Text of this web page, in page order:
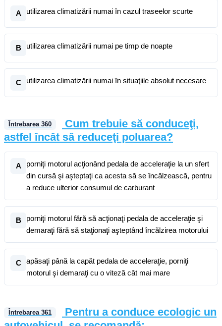
A utilizarea climatizării numai în cazul traseelor scurte
B utilizarea climatizării numai pe timp de noapte
C utilizarea climatizării numai în situaţiile absolut necesare
Întrebarea 360
Cum trebuie să conduceţi,
astfel încât să reduceţi poluarea?
A
porniţi motorul acţionând pedala de acceleraţie la un sfert
din cursă şi aşteptaţi ca acesta să se încălzească, pentru
a reduce ulterior consumul de carburant
B
porniţi motorul fără să acţionaţi pedala de acceleraţie şi
demaraţi fără să staţionaţi aşteptând încălzirea motorului
C
apăsaţi până la capăt pedala de acceleraţie, porniţi
motorul şi demaraţi cu o viteză cât mai mare
Întrebarea 361
Pentru a conduce ecologic un